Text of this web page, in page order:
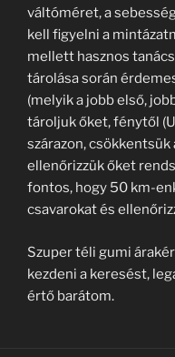
váltóméret, a
kell figyelni a
mellett hasznos
tárolása során
(melyik a jobb első,
tároljuk őket, fénytől
szárazon,
ellenőrizzük őket
fontos, hogy 50 km-
csavarokat és
Szuper téli gumi
kezdeni a keresést,
értő barátom.